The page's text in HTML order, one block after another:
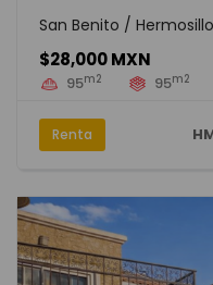
San Benito /
$28,000 MXN
95m2 95m2
Renta